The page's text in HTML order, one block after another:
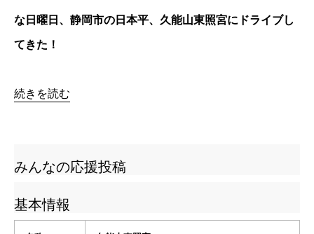
な日曜日、⁡静岡市の日本平、久能山東照宮にドライブし
てきた！
続きを読む
みんなの応援投稿
基本情報